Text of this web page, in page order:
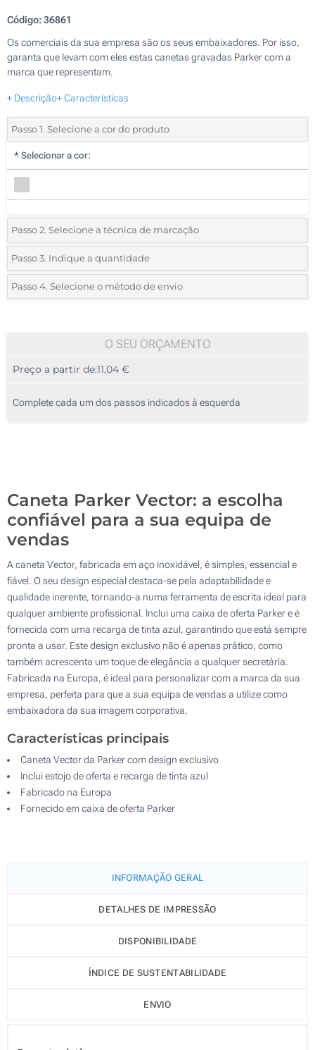
Código:36861
Os comerciais da sua empresa são os seus embaixadores. Por isso,
garanta que levam com eles estas canetas gravadas Parker com a
marca que representam.
+ Descrição+ Características
Passo 1. Selecione a cor do produto
* Selecionar a cor:
Passo 2. Selecione a técnica de marcação
*Selecione o tipo de marcação e as cores do logotipo:
1 Cor (No corpo)
Passo 3. Indique a quantidade
*Quantidade mínima:5
10
25
Passo 4. Selecione o método de envio
O SEU ORÇAMENTO
Preço a partir de:11,04 €
Complete cada um dos passos indicados à esquerda
Caneta Parker Vector: a escolha
confiável para a sua equipa de
vendas
A caneta Vector, fabricada em aço inoxidável, é simples, essencial e
fiável. O seu design especial destaca-se pela adaptabilidade e
qualidade inerente, tornando-a numa ferramenta de escrita ideal para
qualquer ambiente profissional. Inclui uma caixa de oferta Parker e é
fornecida com uma recarga de tinta azul, garantindo que está sempre
pronta a usar. Este design exclusivo não é apenas prático, como
também acrescenta um toque de elegância a qualquer secretária.
Fabricada na Europa, é ideal para personalizar com a marca da sua
empresa, perfeita para que a sua equipa de vendas a utilize como
embaixadora da sua imagem corporativa.
Características principais
Caneta Vector da Parker com design exclusivo
Inclui estojo de oferta e recarga de tinta azul
Fabricado na Europa
Fornecido em caixa de oferta Parker
INFORMAÇÃO GERAL
DETALHES DE IMPRESSÃO
DISPONIBILIDADE
ÍNDICE DE SUSTENTABILIDADE
ENVIO